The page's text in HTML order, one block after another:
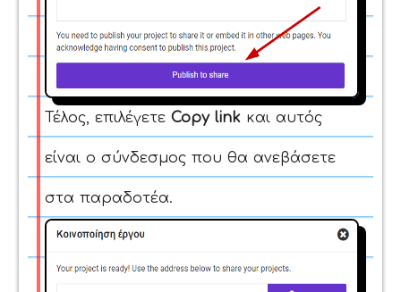
Τέλος, επιλέγετε Copy link και αυτός
είναι ο σύνδεσμος που θα ανεβάσετε
στα παραδοτέα.